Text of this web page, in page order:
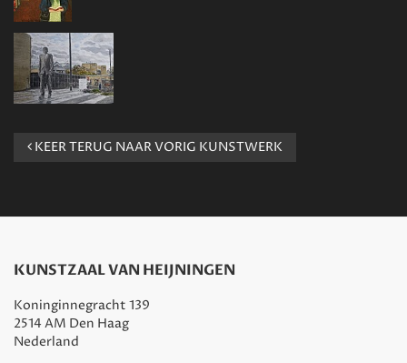
KEER TERUG NAAR VORIG KUNSTWERK
KUNSTZAAL VAN HEIJNINGEN
Koninginnegracht 139
2514 AM Den Haag
Nederland